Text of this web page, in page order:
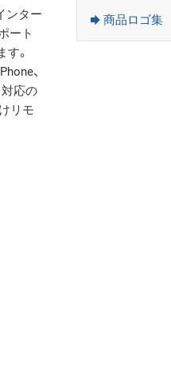
ンター
ート
。
、
応の
リモ
商品ロゴ集